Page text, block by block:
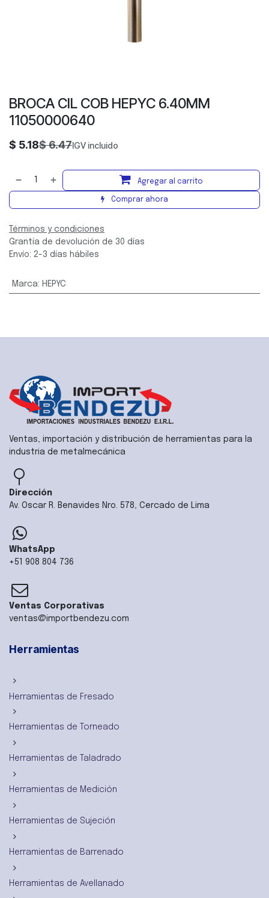
BROCA CIL COB HEPYC 6.40MM
11050000640
$ 5.18$6.47IGV incluido
Agregar al carrito
Comprar ahora
Términos y condiciones
Grantía de devolución de 30 días
Envío: 2-3 días hábiles
Marca: HEPYC
Ventas, importación y distribución de herramientas para la
industria de metalmecánica
Dirección
Av. Oscar R. Benavides Nro. 578, Cercado de Lima
WhatsApp
+51 908 804 736
Ventas Corporativas
ventas@importbendezu.com
Herramientas
Herramientas de Fresado
Herramientas de Torneado
Herramientas de Taladrado
Herramientas de Medición
Herramientas de Sujeción
Herramientas de Barrenado
Herramientas de Avellanado